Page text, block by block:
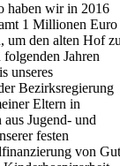
haben wir in 2016
1 Millionen Euro
um den alten Hof
Jahren
unseres
Bezirksregierung
Eltern in
Jugend- und
festen
von